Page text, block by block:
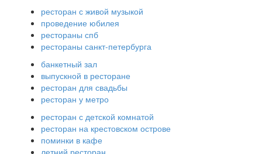
ресторан с живой музыкой
проведение юбилея
рестораны спб
рестораны санкт-петербурга
банкетный зал
выпускной в ресторане
ресторан для свадьбы
ресторан у метро
ресторан с детской комнатой
ресторан на крестовском острове
поминки в кафе
летний ресторан